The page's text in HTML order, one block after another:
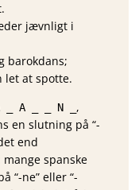
jævnligt i
barokdans;
let at spotte.
_ A _ _ N _ ,
en slutning på “-
end
spanske
“-ne” eller “-